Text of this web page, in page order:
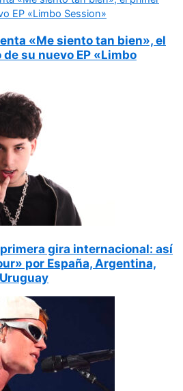
«Me siento tan bien», el
su nuevo EP «Limbo
gira internacional: así
por España, Argentina,